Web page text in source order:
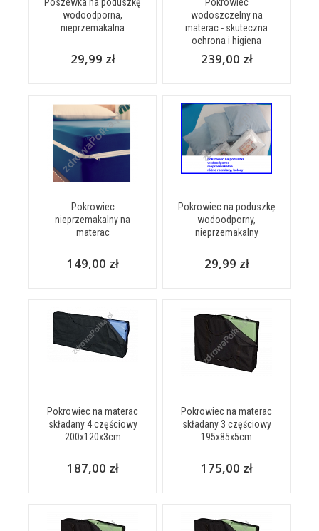
wodoodporna,
nieprzemakalna
29,99 zł
wodoszczelny na
materac - skuteczna
ochrona i higiena
239,00 zł
Pokrowiec
nieprzemakalny na
materac
149,00 zł
Pokrowiec na poduszkę
wodoodporny,
nieprzemakalny
29,99 zł
Pokrowiec na materac
składany 4 częściowy
200x120x3cm
187,00 zł
Pokrowiec na materac
składany 3 częściowy
195x85x5cm
175,00 zł